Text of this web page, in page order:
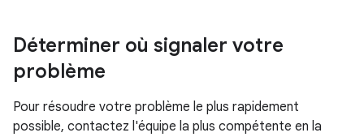
Déterminer où signaler votre
problème
Pour résoudre votre problème le plus rapidement
possible, contactez l'équipe la plus compétente en la